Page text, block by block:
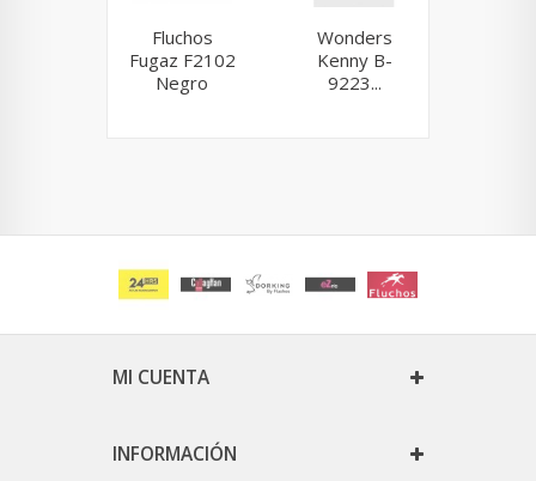
Fluchos
Fugaz F2102
Negro
Wonders
Kenny B-
9223...
MI CUENTA
INFORMACIÓN